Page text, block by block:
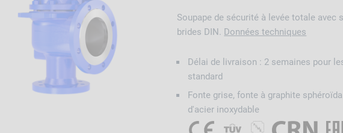
Soupape de sécurité à levée totale avec
brides DIN. Données techniques
Délai de livraison : 2 semaines pour
standard
Fonte grise, fonte à graphite
d'acier inoxydable